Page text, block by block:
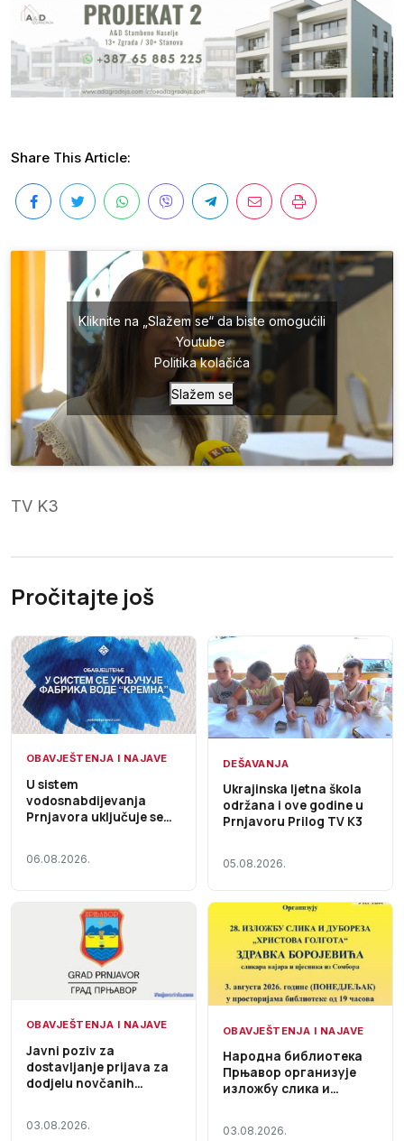
Share This Article:
Kliknite na „Slažem se“ da biste omogućili
Youtube
Politika kolačića
Slažem se
TV K3
Pročitajte još
OBAVJEŠTENJA I NAJAVE
U sistem
vodosnabdijevanja
Prnjavora uključuje se
06.08.2026.
DEŠAVANJA
Ukrajinska ljetna škola
održana i ove godine u
Prnjavoru Prilog TV K3
05.08.2026.
OBAVJEŠTENJA I NAJAVE
Javni poziv za
dostavljanje prijava za
dodjelu novčanih
investicionih ulaganja
03.08.2026.
OBAVJEŠTENJA I NAJAVE
Народна библиотека
Прњавор организује
изложбу слика и
03.08.2026.